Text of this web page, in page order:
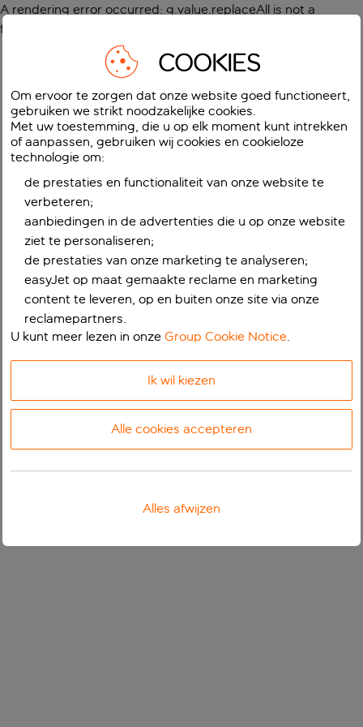
A rendering error occurred: g.value.replaceAll is not a
function
COOKIES
Om ervoor te zorgen dat onze website goed functioneert,
gebruiken we strikt noodzakelijke cookies.
Met uw toestemming, die u op elk moment kunt intrekken
of aanpassen, gebruiken wij cookies en cookieloze
technologie om:
de prestaties en functionaliteit van onze website te
verbeteren;
aanbiedingen in de advertenties die u op onze website
ziet te personaliseren;
de prestaties van onze marketing te analyseren;
easyJet op maat gemaakte reclame en marketing
content te leveren, op en buiten onze site via onze
reclamepartners.
U kunt meer lezen in onzeGroup Cookie Notice.
Ik wil kiezen
Alle cookies accepteren
Alles afwijzen